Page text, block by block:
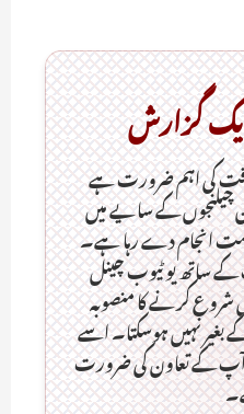
گزارش
کی اہم ضرورت ہےـ
چیلنجوں کے سایے میں
انجام دے رہا ہے۔
ساتھ یو ٹیوب چینل
شروع کرنے کا منصوبہ
بغیر نہیں ہوسکتا۔ اسے
کے تعاون کی ضرورت